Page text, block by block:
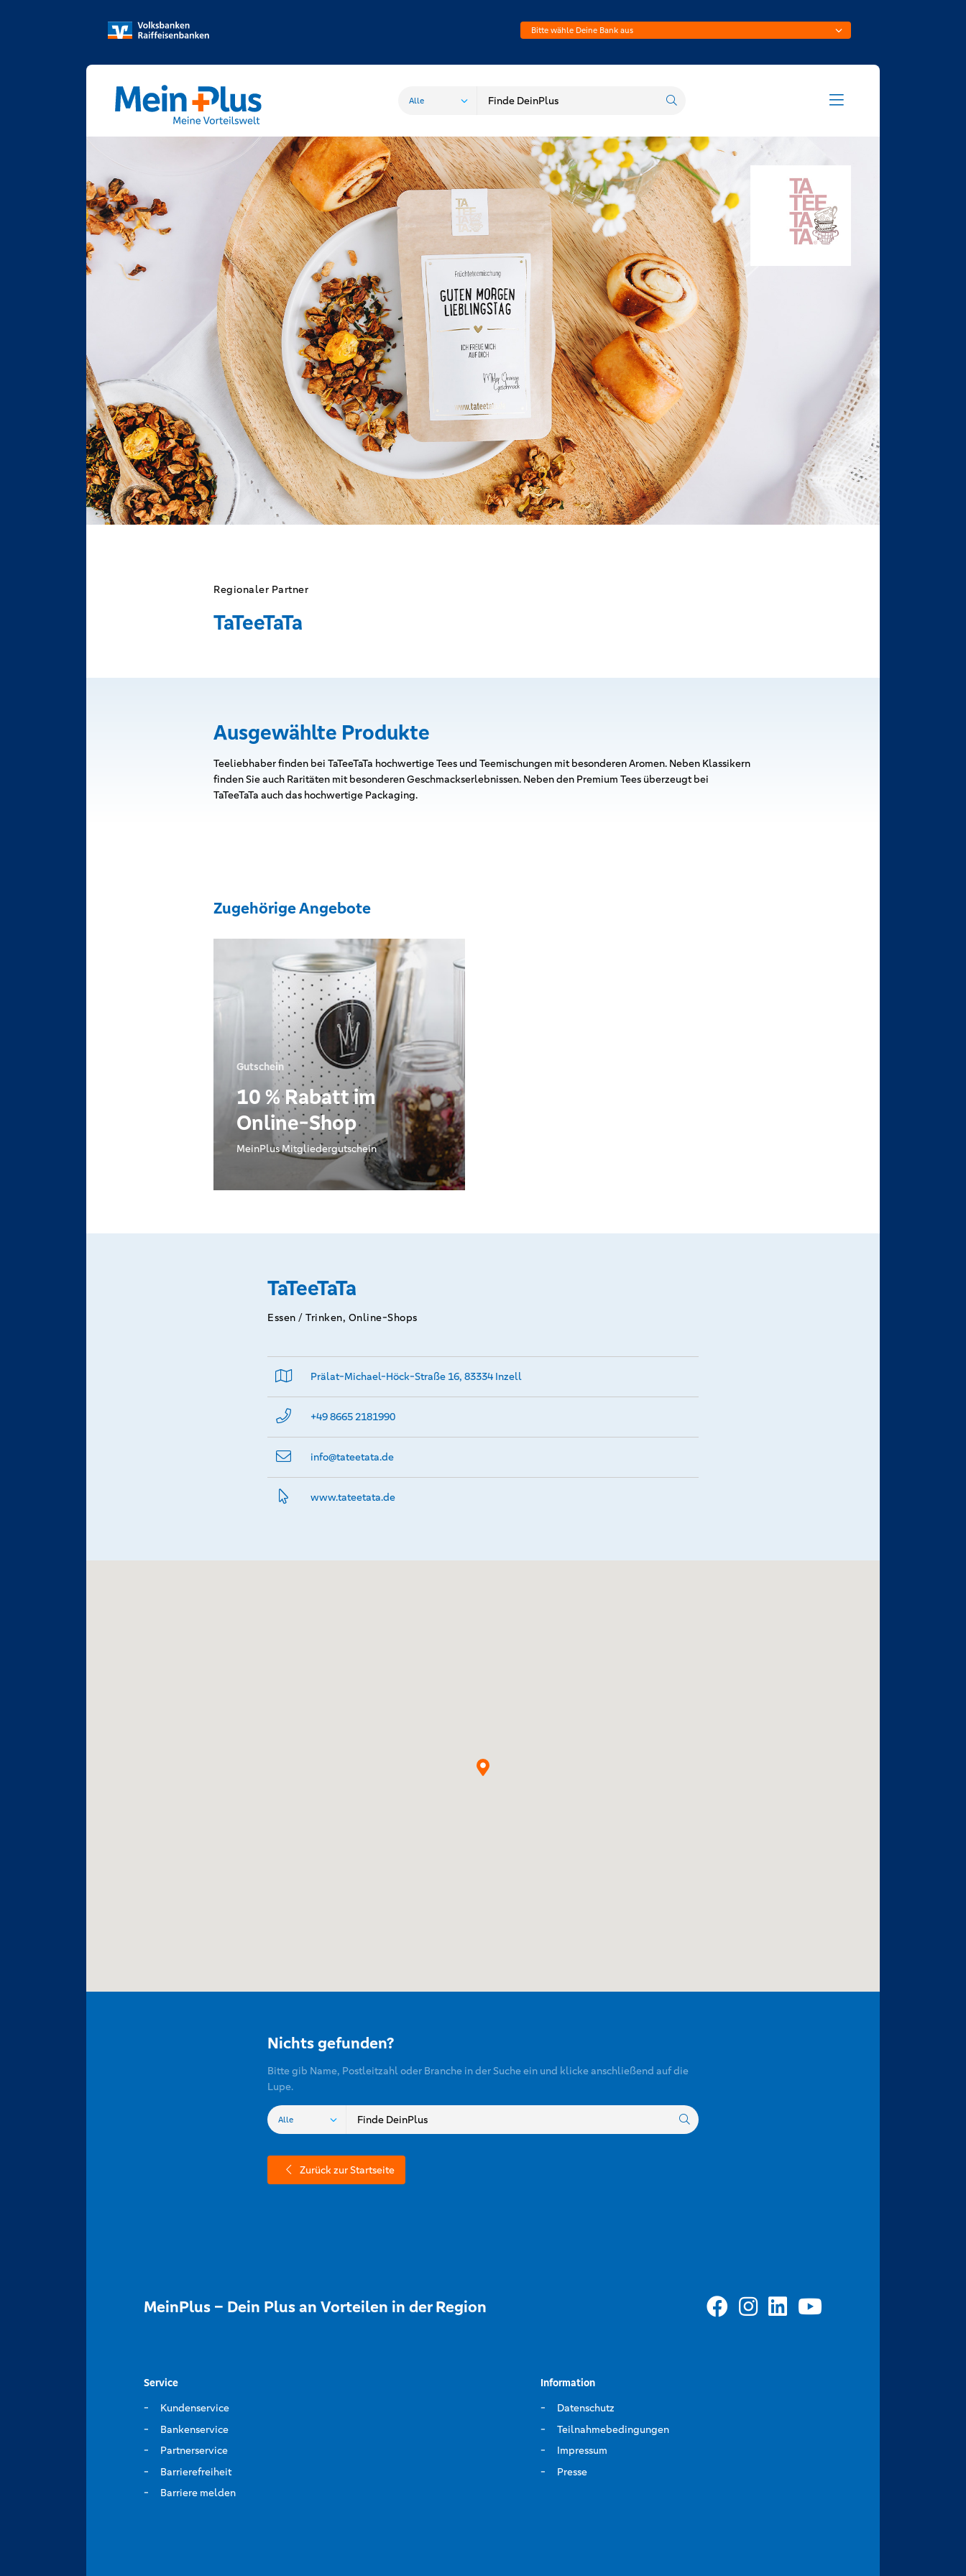
Bitte wähle Deine Bank aus
Regionaler Partner
TaTeeTaTa
Ausgewählte Produkte
Teeliebhaber finden bei TaTeeTaTa hochwertige Tees und Teemischungen mit besonderen Aromen. Neben Klassikern
finden Sie auch Raritäten mit besonderen Geschmackserlebnissen. Neben den Premium Tees überzeugt bei
TaTeeTaTa auch das hochwertige Packaging.
Zugehörige Angebote
Gutschein
10 % Rabatt im
Online-Shop
MeinPlus Mitgliedergutschein
TaTeeTaTa
Essen / Trinken, Online-Shops
Prälat-Michael-Höck-Straße 16, 83334 Inzell
+49 8665 2181990
info@­tateetata.de
www.­tateetata.­de
Nichts gefunden?
Bitte gib Name, Postleitzahl oder Branche in der Suche ein und klicke anschließend auf die
Lupe.
Zurück zur Startseite
MeinPlus – Dein Plus an Vorteilen in der Region
Service
Kundenservice
Bankenservice
Partnerservice
Barrierefreiheit
Barriere melden
Information
Datenschutz
Teilnahmebedingungen
Impressum
Presse